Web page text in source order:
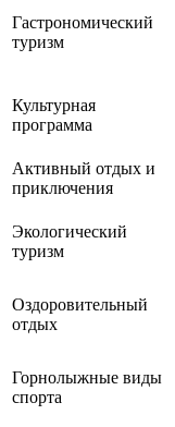
Гастрономический
туризм
Культурная
программа
Активный отдых и
приключения
Экологический
туризм
Оздоровительный
отдых
Горнолыжные виды
спорта